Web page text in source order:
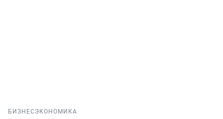
БИЗНЕС ЭКОНОМИКА